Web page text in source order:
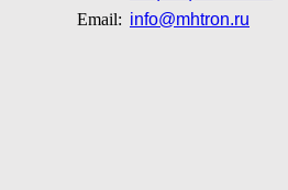
Email: info@mhtron.ru